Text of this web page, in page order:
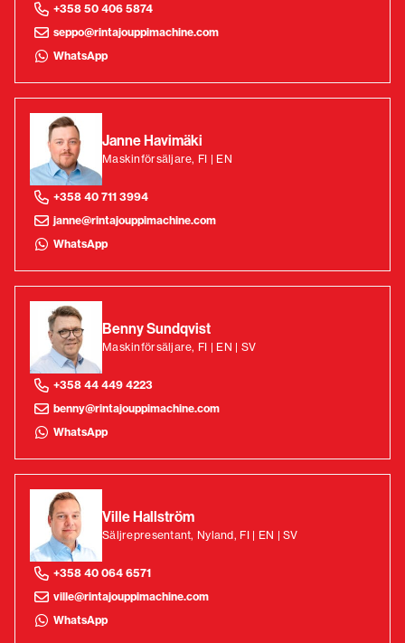
+358 50 406 5874
seppo@rintajouppimachine.com
WhatsApp
Janne Havimäki
Maskinförsäljare, FI | EN
+358 40 711 3994
janne@rintajouppimachine.com
WhatsApp
Benny Sundqvist
Maskinförsäljare, FI | EN | SV
+358 44 449 4223
benny@rintajouppimachine.com
WhatsApp
Ville Hallström
Säljrepresentant, Nyland, FI | EN | SV
+358 40 064 6571
ville@rintajouppimachine.com
WhatsApp